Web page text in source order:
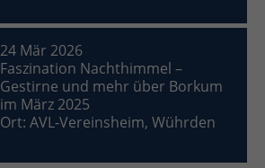
24 Mär 2026
Faszination Nachthimmel –
Gestirne und mehr über Borkum
im März 2025
Ort: AVL-Vereinsheim, Wührden